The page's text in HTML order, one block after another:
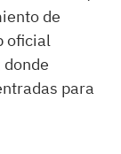
de
oficial
donde
para